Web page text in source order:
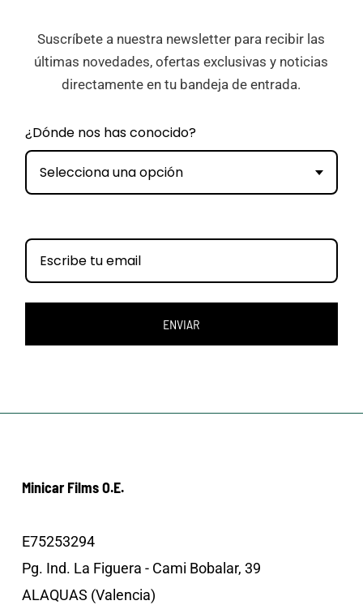
Suscríbete a nuestra newsletter para recibir las
últimas novedades, ofertas exclusivas y noticias
directamente en tu bandeja de entrada.
¿Dónde nos has conocido?
Selecciona una opción
ENVIAR
Minicar Films O.E.
E75253294
Pg. Ind. La Figuera - Cami Bobalar, 39
ALAQUAS (Valencia)